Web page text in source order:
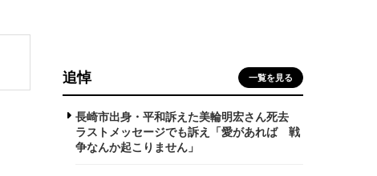
追悼 一覧を見る
長崎市出身・平和訴えた美輪明宏さん死去
ラストメッセージでも訴え「愛があれば 戦
争なんか起こりません」